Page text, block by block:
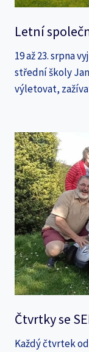
Letní
19 až 23. srpna
střední školy
výletovat,
Čtvrtky se
Každý čtvrtek